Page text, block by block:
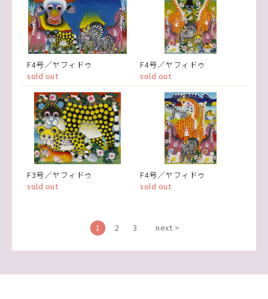
F4号／ヤフィドゥ
sold out
F4号／ヤフィドゥ
sold out
F3号／ヤフィドゥ
sold out
F4号／ヤフィドゥ
sold out
1 2 3 next >